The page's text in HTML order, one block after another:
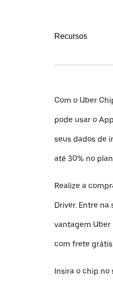
Recursos
Com o Uber
pode usar o
seus dados de
até 30% no
Realize a
Driver. Entre na
vantagem Uber
com frete
Insira o chip no